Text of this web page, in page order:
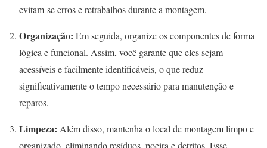
evitam-se erros e retrabalhos durante a montagem.
Organização: Em seguida, organize os componentes de forma
lógica e funcional. Assim, você garante que eles sejam
acessíveis e facilmente identificáveis, o que reduz
significativamente o tempo necessário para manutenção e
reparos.
Limpeza: Além disso, mantenha o local de montagem limpo e
organizado, eliminando resíduos, poeira e detritos. Esse